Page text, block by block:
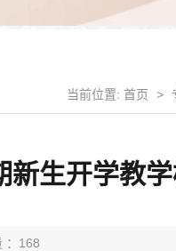
当前位置: 首页 >
生开学教
：168